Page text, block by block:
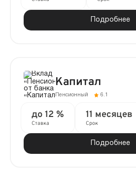
Подробнее
Капитал
Пенсионный 6.1
до 12 %
Ставка
11 месяцев
Срок
Подробнее